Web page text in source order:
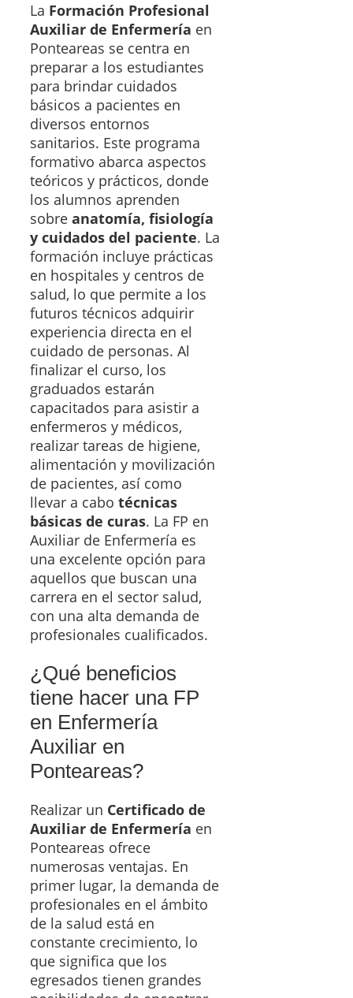
La Formación Profesional
Auxiliar de Enfermería en
Ponteareas se centra en
preparar a los estudiantes
para brindar cuidados
básicos a pacientes en
diversos entornos
sanitarios. Este programa
formativo abarca aspectos
teóricos y prácticos, donde
los alumnos aprenden
sobre anatomía, fisiología
y cuidados del paciente. La
formación incluye prácticas
en hospitales y centros de
salud, lo que permite a los
futuros técnicos adquirir
experiencia directa en el
cuidado de personas. Al
finalizar el curso, los
graduados estarán
capacitados para asistir a
enfermeros y médicos,
realizar tareas de higiene,
alimentación y movilización
de pacientes, así como
llevar a cabo técnicas
básicas de curas. La FP en
Auxiliar de Enfermería es
una excelente opción para
aquellos que buscan una
carrera en el sector salud,
con una alta demanda de
profesionales cualificados.
¿Qué beneficios
tiene hacer una FP
en Enfermería
Auxiliar en
Ponteareas?
Realizar un Certificado de
Auxiliar de Enfermería en
Ponteareas ofrece
numerosas ventajas. En
primer lugar, la demanda de
profesionales en el ámbito
de la salud está en
constante crecimiento, lo
que significa que los
egresados tienen grandes